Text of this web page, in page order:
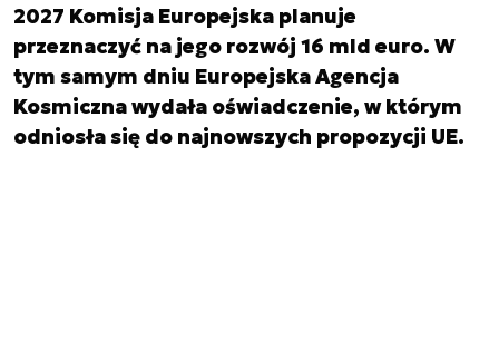
2027 Komisja Europejska planuje
przeznaczyć na jego rozwój 16 mld euro. W
tym samym dniu Europejska Agencja
Kosmiczna wydała oświadczenie, w którym
odniosła się do najnowszych propozycji UE.